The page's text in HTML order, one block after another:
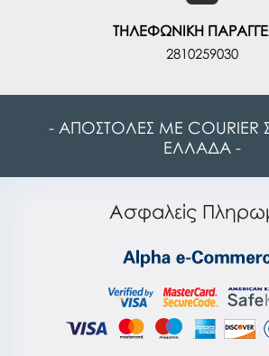
ΤΗΛΕΦΩΝΙΚΗ
2810259030
- ΑΠΟΣΤΟΛΕΣ ΜΕ COURIER
ΕΛΛΑΔΑ -
Ασφαλείς